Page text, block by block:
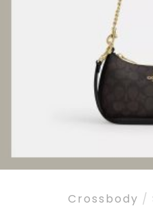
Crossbody /